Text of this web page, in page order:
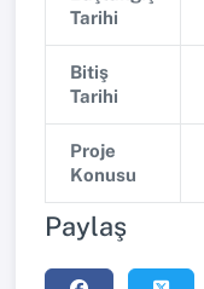
Tarihi
Bitiş
Tarihi
Proje
Konusu
Paylaş